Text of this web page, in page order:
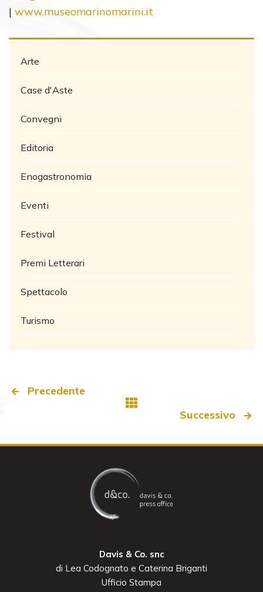
| www.museomarinomarini.it
Arte
Case d'Aste
Convegni
Editoria
Enogastronomia
Eventi
Festival
Premi Letterari
Spettacolo
Turismo
Precedente
Successivo
Davis & Co. snc
di Lea Codognato e Caterina Briganti
Ufficio Stampa